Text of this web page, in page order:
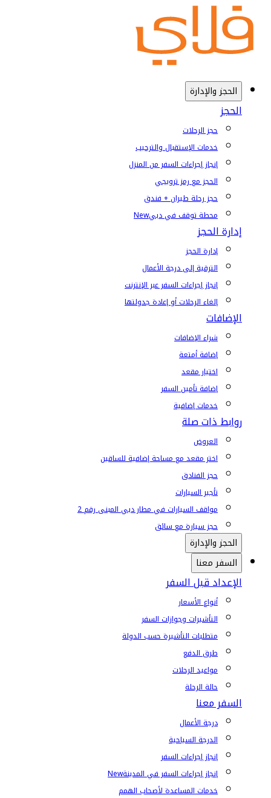
الحجز والإدارة
الحجز
حجز الرحلات
خدمات الإستقبال والترحيب
إنجاز إجراءات السفر من المنزل
الحجز مع رمز ترويجي
حجز رحلة طيران + فندق
محطة توقف في دبيNew
إدارة الحجز
إدارة الحجز
الترقية إلى درجة الأعمال
إنجاز إجراءات السفر عبر الإنترنت
إلغاء الرحلات أو إعادة جدولتها
الإضافات
شراء الإضافات
إضافة أمتعة
اختيار مقعد
إضافة تأمين السفر
خدمات إضافية
روابط ذات صلة
العروض
اختر مقعد مع مساحة إضافية للساقين
حجز الفنادق
تأجير السيارات
مواقف السيارات في مطار دبي المبنى رقم 2
حجز سيارة مع سائق
الحجز والإدارة
السفر معنا
الإعداد قبل السفر
أنواع الأسعار
التأشيرات وجوازات السفر
متطلبات التأشيرة حسب الدولة
طرق الدفع
مواعيد الرحلات
حالة الرحلة
السفر معنا
درجة الأعمال
الدرجة السياحية
إنجاز إجراءات السفر
إنجاز إجراءات السفر في المدينةNew
خدمات المساعدة لأصحاب الهمم